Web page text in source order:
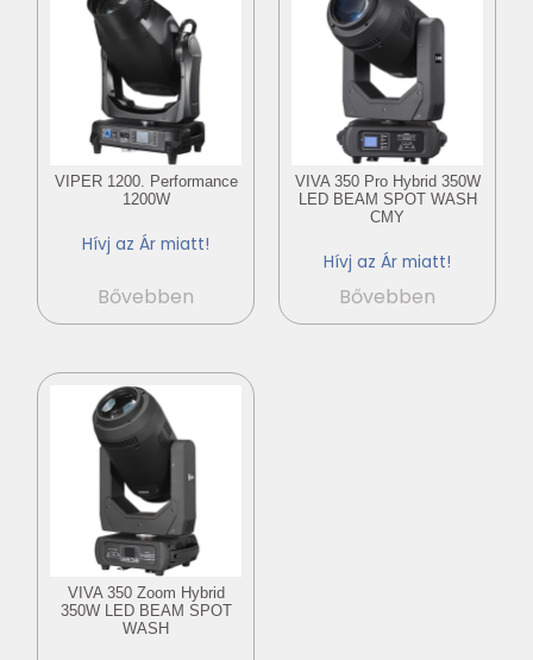
VIPER 1200. Performance
1200W
Hívj az Ár miatt!
Bővebben
VIVA 350 Pro Hybrid 350W
LED BEAM SPOT WASH
CMY
Hívj az Ár miatt!
Bővebben
VIVA 350 Zoom Hybrid
350W LED BEAM SPOT
WASH